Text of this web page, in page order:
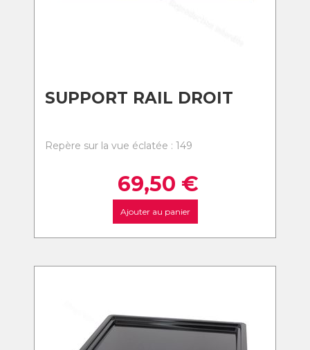
SUPPORT RAIL DROIT
Repère sur la vue éclatée : 149
69,50 €
Ajouter au panier